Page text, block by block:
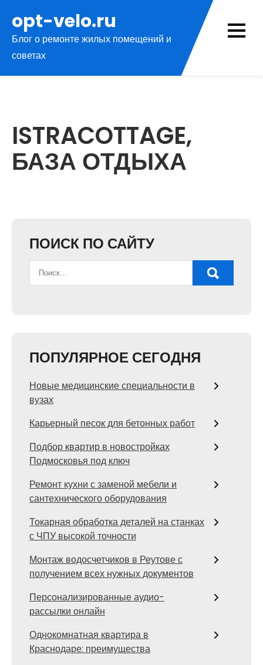
содержимому
opt-velo.ru
Блог о ремонте жилых помещений и
советах
ISTRACOTTAGE,
БАЗА ОТДЫХА
ПОИСК ПО САЙТУ
ПОПУЛЯРНОЕ СЕГОДНЯ
Новые медицинские специальности в
вузах
Карьерный песок для бетонных работ
Подбор квартир в новостройках
Подмосковья под ключ
Ремонт кухни с заменой мебели и
сантехнического оборудования
Токарная обработка деталей на станках
с ЧПУ высокой точности
Монтаж водосчетчиков в Реутове с
получением всех нужных документов
Персонализированные аудио-
рассылки онлайн
Однокомнатная квартира в
Краснодаре: преимущества